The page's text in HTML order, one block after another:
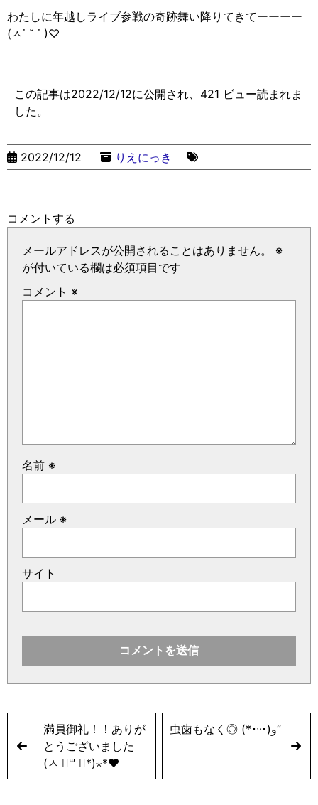
わたしに年越しライブ参戦の奇跡舞い降りてきてーーーー
(ㅅ˙ ˘ ˙ )♡
この記事は2022/12/12に公開され、421 ビュー読まれま
した。
2022/12/12 りえにっき
コメントする
メールアドレスが公開されることはありません。
※
が付いている欄は必須項目です
コメント ※
名前 ※
メール ※
サイト
満員御礼！！ありが
とうございました
(ㅅ ॑꒳ ॑*)⋆*❤︎
虫歯もなく◎ (*･ᵕ･)و”